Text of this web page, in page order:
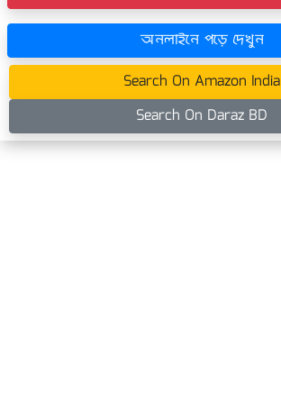
অনলাইনে পড়ে দেখুন
Search On Amazon India
Search On Daraz BD